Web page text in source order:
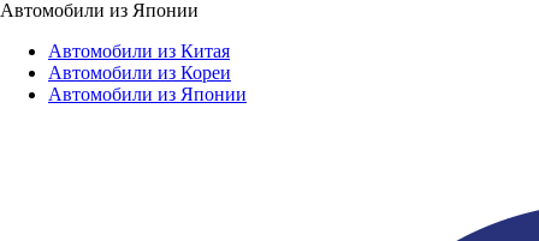
Автомобили из Японии
Автомобили из Китая
Автомобили из Кореи
Автомобили из Японии